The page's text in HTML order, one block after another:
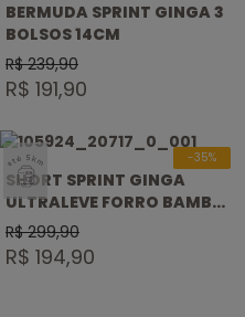
PP
P
BERMUDA SPRINT GINGA 3
BOLSOS 14CM
R$ 239,90
R$ 191,90
SELO
ATÉ
5KM
SHORT SPRINT GINGA
ULTRALEVE FORRO BAMBU 1
BOLSO COS DE ELASTICO
7CM SELADO
R$ 299,90
R$ 194,90
-35%